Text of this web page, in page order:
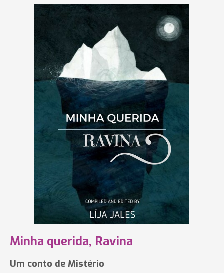
Minha querida, Ravina
Um conto de Mistério